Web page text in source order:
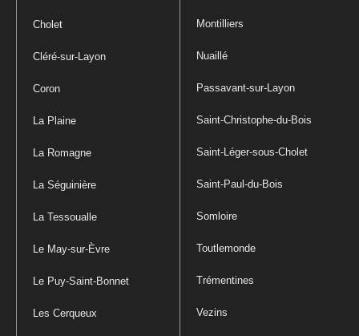
Cholet
Cléré-sur-Layon
Coron
La Plaine
La Romagne
La Séguinière
La Tessoualle
Le May-sur-Èvre
Le Puy-Saint-Bonnet
Les Cerqueux
Montilliers
Nuaillé
Passavant-sur-Layon
Saint-Christophe-du-Bois
Saint-Léger-sous-Cholet
Saint-Paul-du-Bois
Somloire
Toutlemonde
Trémentines
Vezins